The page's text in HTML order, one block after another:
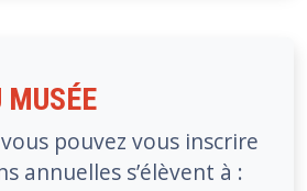
pouvez vous inscrire
annuelles s’élèvent à :